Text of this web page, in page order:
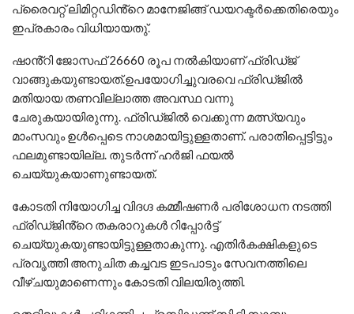
പ്രൈവറ്റ് ലിമിറ്റഡിൻ്റെ മാനേജിങ്ങ് ഡയറക്ടർക്കെതിരെയും
ഇപ്രകാരം വിധിയായതു്.
ഷാൻ്റി ജോസഫ് 26660 രൂപ നൽകിയാണ് ഫ്രിഡ്ജ്
വാങ്ങുകയുണ്ടായത്.ഉപയോഗിച്ചുവരവെ ഫ്രിഡ്ജിൽ
മതിയായ തണവില്ലാത്ത അവസ്ഥ വന്നു
ചേരുകയായിരുന്നു. ഫ്രിഡ്ജിൽ വെക്കുന്ന മത്സ്യവും
മാംസവും ഉൾപ്പെടെ നാശമായിട്ടുള്ളതാണ്. പരാതിപ്പെട്ടിട്ടും
ഫലമുണ്ടായില്ല. തുടർന്ന് ഹർജി ഫയൽ
ചെയ്യുകയാണുണ്ടായത്.
കോടതി നിയോഗിച്ച വിദഗ്ദ കമ്മീഷണർ പരിശോധന നടത്തി
ഫ്രിഡ്ജിൻ്റെ തകരാറുകൾ റിപ്പോർട്ട്
ചെയ്യുകയുണ്ടായിട്ടുള്ളതാകുന്നു. എതിർകക്ഷികളുടെ
പ്രവൃത്തി അനുചിത കച്ചവട ഇടപാടും സേവനത്തിലെ
വീഴ്ചയുമാണെന്നും കോടതി വിലയിരുത്തി.